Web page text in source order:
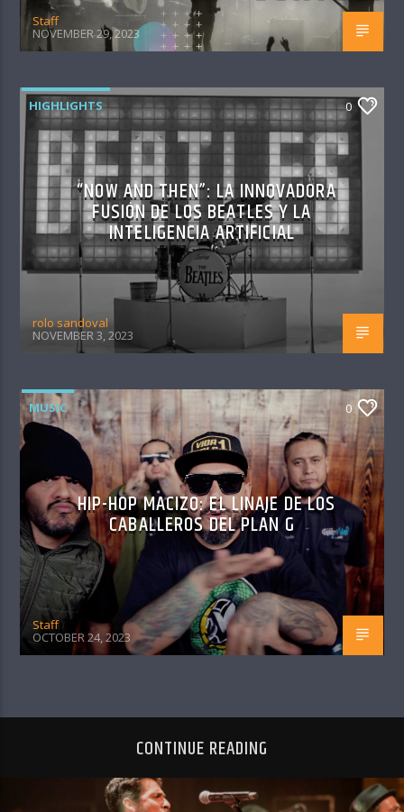
Staff
NOVEMBER 29, 2023
HIGHLIGHTS 0
“NOW AND THEN”: LA INNOVADORA
FUSIÓN DE LOS BEATLES Y LA
INTELIGENCIA ARTIFICIAL
rolo sandoval
NOVEMBER 3, 2023
MUSIC 0
HIP-HOP MACIZO: EL LINAJE DE LOS
CABALLEROS DEL PLAN G
Staff
OCTOBER 24, 2023
CONTINUE READING